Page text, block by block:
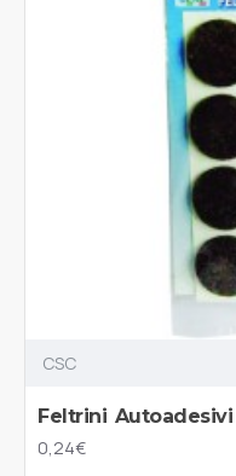
CSC
Feltrini Autoadesivi
0,24€